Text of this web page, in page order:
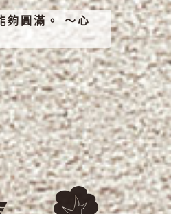
夠圓滿。 ～心